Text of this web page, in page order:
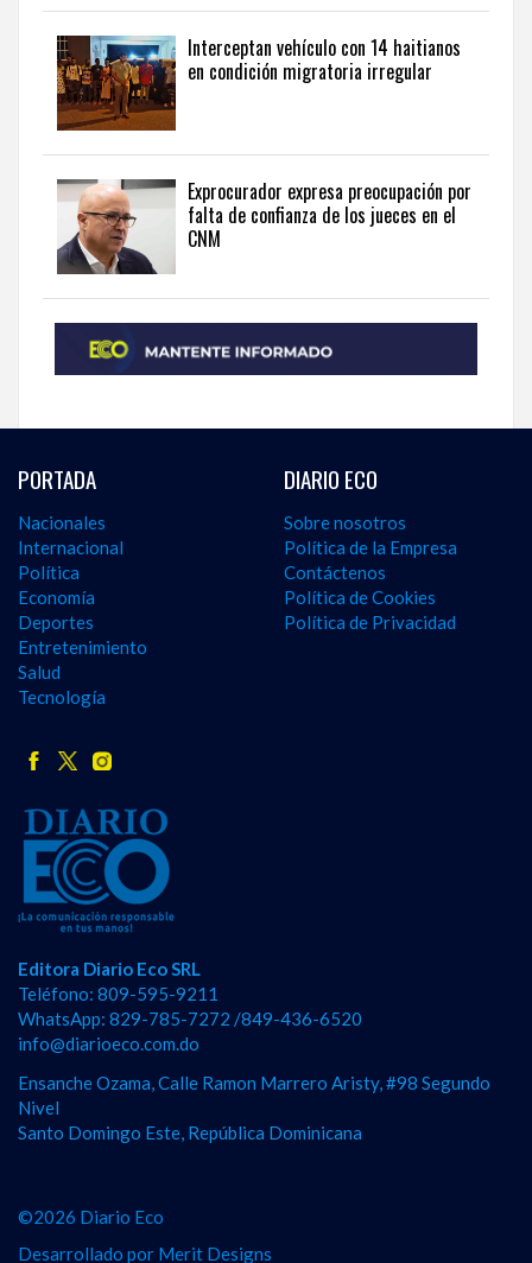
English.
Interceptan vehículo con 14 haitianos
en condición migratoria irregular
Exprocurador expresa preocupación por
falta de confianza de los jueces en el
CNM
PORTADA
Nacionales
Internacional
Política
Economía
Deportes
Entretenimiento
Salud
Tecnología
DIARIO ECO
Sobre nosotros
Política de la Empresa
Contáctenos
Política de Cookies
Política de Privacidad
Editora Diario Eco SRL
Teléfono: 809-595-9211
WhatsApp: 829-785-7272 /849-436-6520
info@diarioeco.com.do
Ensanche Ozama, Calle Ramon Marrero Aristy, #98 Segundo
Nivel
Santo Domingo Este, República Dominicana
©2026 Diario Eco
Desarrollado por Merit Designs